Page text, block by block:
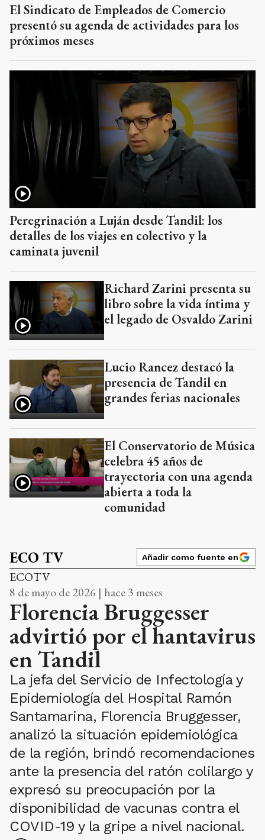
El Sindicato de Empleados de Comercio
presentó su agenda de actividades para los
próximos meses
Peregrinación a Luján desde Tandil: los
detalles de los viajes en colectivo y la
caminata juvenil
Richard Zarini presenta su
libro sobre la vida íntima y
el legado de Osvaldo Zarini
Lucio Rancez destacó la
presencia de Tandil en
grandes ferias nacionales
El Conservatorio de Música
celebra 45 años de
trayectoria con una agenda
abierta a toda la
comunidad
ECO TV Añadir como fuente en
ECOTV
8 de mayo de 2026 | hace 3 meses
Florencia Bruggesser
advirtió por el hantavirus
en Tandil
La jefa del Servicio de Infectología y
Epidemiología del Hospital Ramón
Santamarina, Florencia Bruggesser,
analizó la situación epidemiológica
de la región, brindó recomendaciones
ante la presencia del ratón colilargo y
expresó su preocupación por la
disponibilidad de vacunas contra el
COVID-19 y la gripe a nivel nacional.